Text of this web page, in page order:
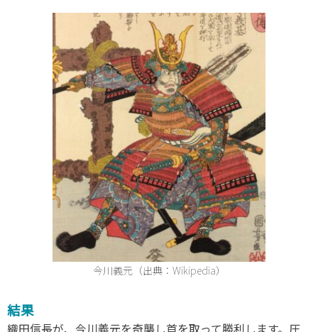
今川義元（出典：Wikipedia）
結果
織田信長が、今川義元を奇襲し首を取って勝利します。圧